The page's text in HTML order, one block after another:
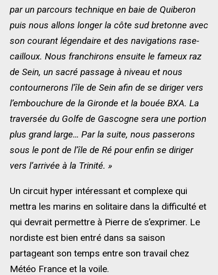
par un parcours technique en baie de Quiberon
puis nous allons longer la côte sud bretonne avec
son courant légendaire et des navigations rase-
cailloux. Nous franchirons ensuite le fameux raz
de Sein, un sacré passage à niveau et nous
contournerons l’île de Sein afin de se diriger vers
l’embouchure de la Gironde et la bouée BXA. La
traversée du Golfe de Gascogne sera une portion
plus grand large… Par la suite, nous passerons
sous le pont de l’île de Ré pour enfin se diriger
vers l’arrivée à la Trinité. »
Un circuit hyper intéressant et complexe qui
mettra les marins en solitaire dans la difficulté et
qui devrait permettre à Pierre de s’exprimer. Le
nordiste est bien entré dans sa saison
partageant son temps entre son travail chez
Météo France et la voile.